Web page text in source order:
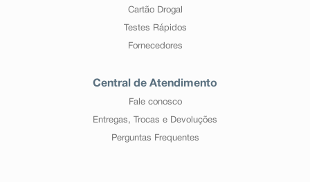
Cartão Drogal
Testes Rápidos
Fornecedores
Central de Atendimento
Fale conosco
Entregas, Trocas e Devoluções
Perguntas Frequentes